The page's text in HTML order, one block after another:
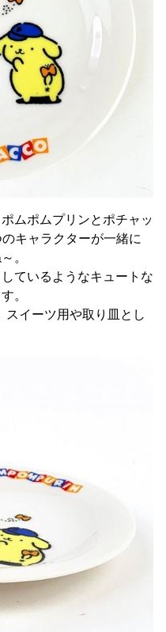
ムポムプリンとポチャッ
キャラクターが一緒に
。
ているようなキュートな
。
スイーツ用や取り皿とし